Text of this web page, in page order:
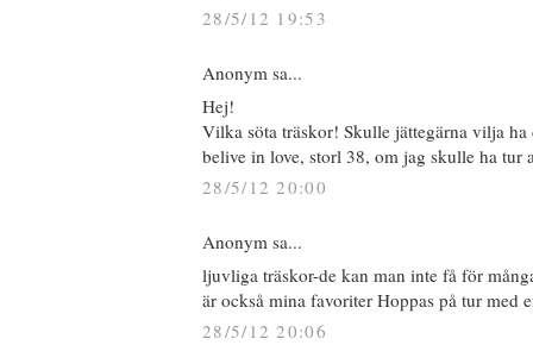
28/5/12 19:53
Anonym sa...
Hej!
Vilka söta träskor! Skulle jättegärna vilja ha
belive in love, storl 38, om jag skulle ha tur
28/5/12 20:00
Anonym sa...
ljuvliga träskor-de kan man inte få för
är också mina favoriter Hoppas på tur med
28/5/12 20:06